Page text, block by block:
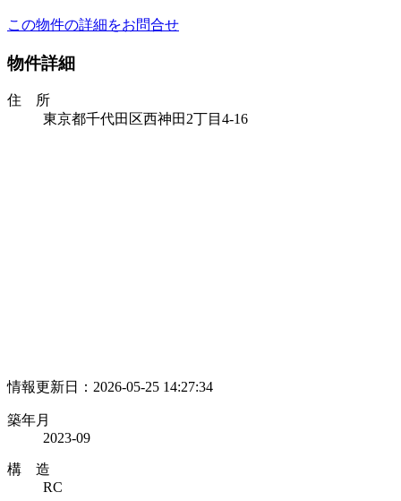
この物件の詳細をお問合せ
物件詳細
住 所
東京都千代田区西神田2丁目4-16
情報更新日：2026-05-25 14:27:34
築年月
2023-09
構 造
RC